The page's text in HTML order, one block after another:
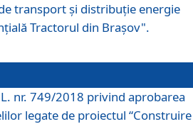
transport şi distribuţie energie
Tractorul din Braşov".
nr. 749/2018 privind aprobarea
legate de proiectul “Construire